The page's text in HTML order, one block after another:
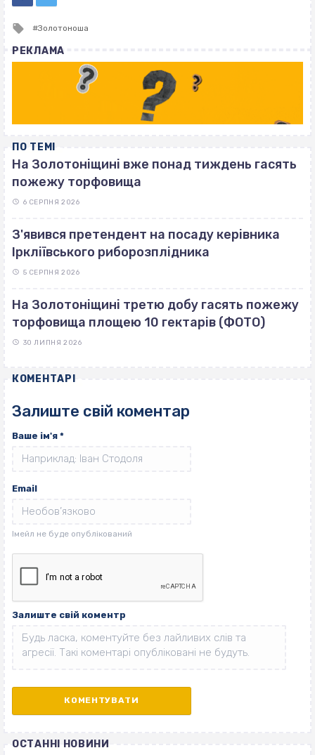
Tagged
Золотоноша
РЕКЛАМА
ПО ТЕМІ
На Золотоніщині вже понад тиждень гасять
пожежу торфовища
6 СЕРПНЯ 2026
З'явився претендент на посаду керівника
Іркліївського риборозплідника
5 СЕРПНЯ 2026
На Золотоніщині третю добу гасять пожежу
торфовища площею 10 гектарів (ФОТО)
30 ЛИПНЯ 2026
КОМЕНТАРІ
Залиште свій коментар
Ваше ім'я *
Email
Залиште свій коментр
ОСТАННІ НОВИНИ